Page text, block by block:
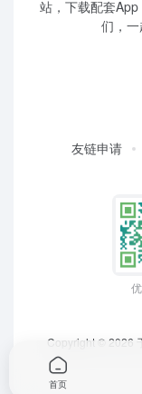
站，下载配套
们，一
友链申请
Copyright © 2026
首页